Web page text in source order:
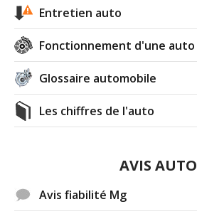
Entretien auto
Fonctionnement d'une auto
Glossaire automobile
Les chiffres de l'auto
AVIS AUTO
Avis fiabilité Mg